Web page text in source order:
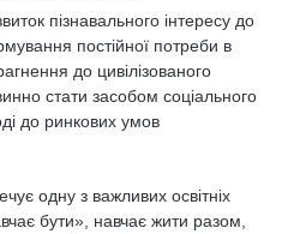
пізнавального інтересу до
постійної потреби в
до цивілізованого
стати засобом соціального
до ринкових умов
одну з важливих освітніх
бути», навчає жити разом,